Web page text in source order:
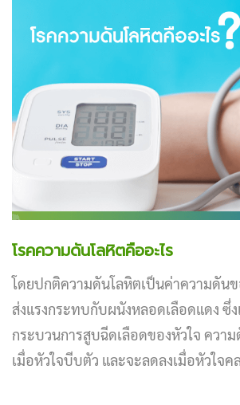
โรคความดันโลหิตคืออะไร
โดยปกติความดันโลหิตเป็นค่าความดัน
ส่งแรงกระทบกับผนังหลอดเลือดแดง ซึ่
กระบวนการสูบฉีดเลือดของหัวใจ ควา
เมื่อหัวใจบีบตัว และจะลดลงเมื่อหัวใจค